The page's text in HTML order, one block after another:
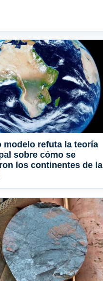
modelo refuta la teoría
sobre cómo se
los continentes de la